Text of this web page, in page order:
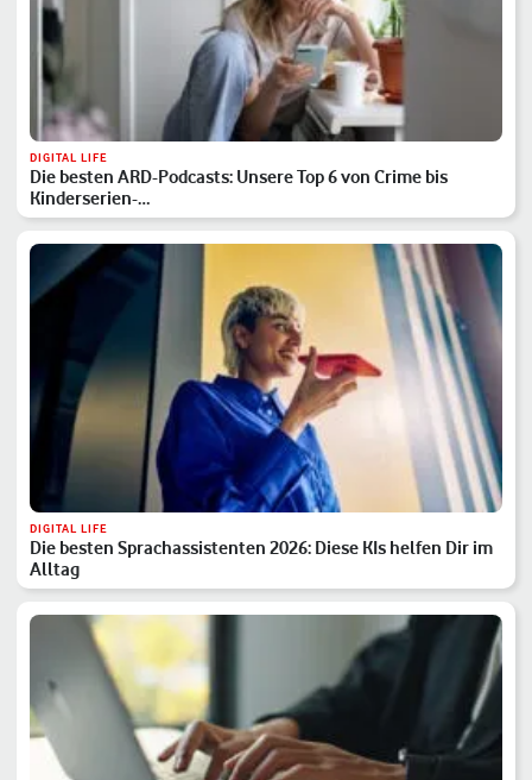
DIGITAL LIFE
Die besten ARD-Podcasts: Unsere Top 6 von Crime bis
Kinderserien-…
DIGITAL LIFE
Die besten Sprachassistenten 2026: Diese KIs helfen Dir im
Alltag